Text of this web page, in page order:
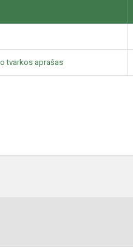
tvarkos aprašas